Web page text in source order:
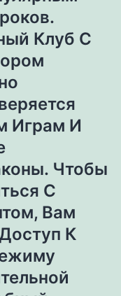
Клуб С
Играм И
Чтобы
С
Вам
К